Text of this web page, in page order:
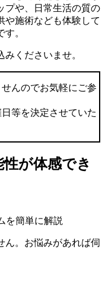
プや、日常生活の質の
や施術なども体験して
。
くださいませ。
んのでお気軽にご参
等を決定させていた
が体感でき
を簡単に解説
ん。お悩みがあれば伺